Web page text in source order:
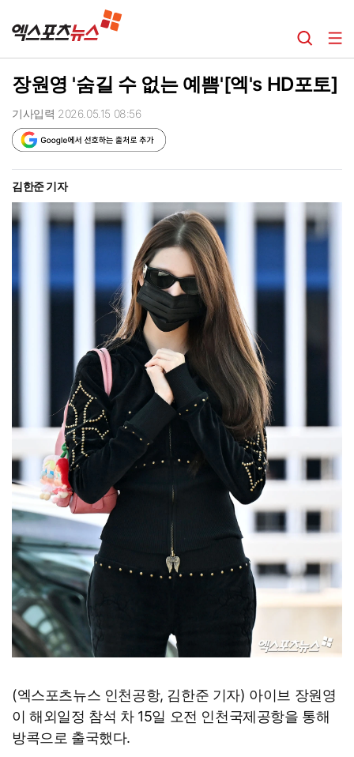
장원영 '숨길 수 없는 예쁨'[엑's HD포토]
기사입력 2026.05.15 08:56
김한준 기자
(엑스포츠뉴스 인천공항, 김한준 기자) 아이브 장원영
이 해외일정 참석 차 15일 오전 인천국제공항을 통해
방콕으로 출국했다.